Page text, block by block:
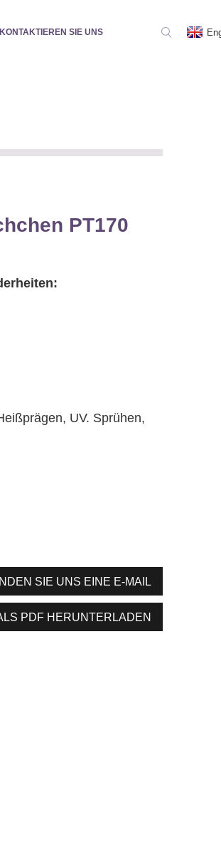
KONTAKTIEREN SIE UNS
PT170
UV. Sprühen,
SIE UNS EINE E-MAIL
PDF HERUNTERLADEN